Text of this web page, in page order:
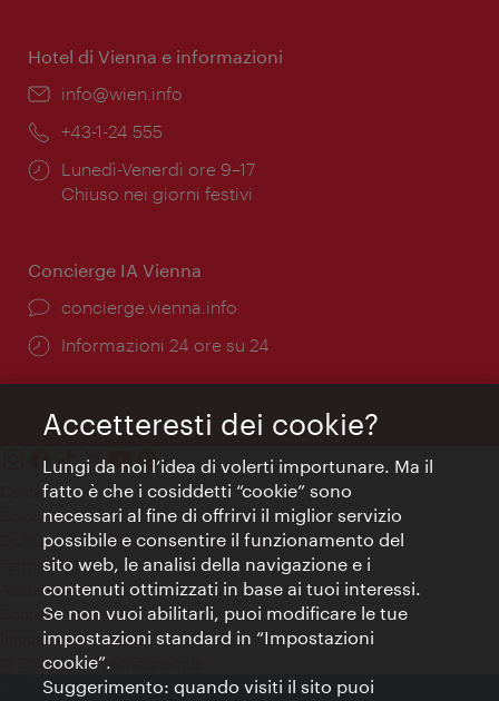
Hotel di Vienna e informazioni
Email:
info@wien.info
Telefono:
+43-1-24 555
Orari
di
Lunedì-Venerdì ore 9–17
Chiuso nei giorni festivi
Concierge IA Vienna
Ort:
concierge.vienna.info
Öffnungszeiten:
Informazioni 24 ore su 24
Contatti
Colophon
Dichiarazione sulla protezione dei dati
Terms of Use
Accessibilità
Contatto stampa
Impostazioni cookie
© Copyright WienTourismus
Accetteresti dei cookie?
Lungi da noi l’idea di volerti importunare. Ma il
fatto è che i cosiddetti “cookie” sono
necessari al fine di offrirvi il miglior servizio
possibile e consentire il funzionamento del
sito web, le analisi della navigazione e i
contenuti ottimizzati in base ai tuoi interessi.
Se non vuoi abilitarli, puoi modificare le tue
impostazioni standard in “Impostazioni
cookie”.
Suggerimento: quando visiti il sito puoi